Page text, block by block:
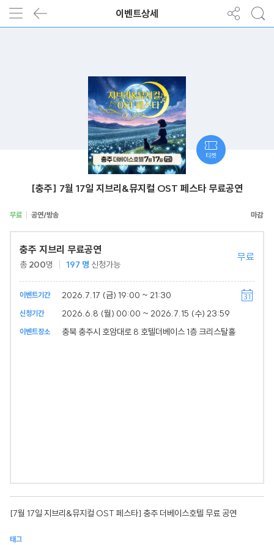
이벤트상세
[충주] 7월 17일 지브리&뮤지컬 OST 페스타 무료공연
무료 공연/방송
충주 지브리 무료공연
총 200명 197 명 신청가능
무료
이벤트기간 2026.7.17 (금) 19:00 ~ 21:30
신청기간 2026.6.8 (월) 00:00 ~ 2026.7.15 (수) 23:59
이벤트장소 충북 충주시 호암대로 8 호텔더베이스 1층 크리스탈홀
[7월 17일 지브리&뮤지컬 OST 페스타] 충주 더베이스호텔 무료 공연
태그
티켓